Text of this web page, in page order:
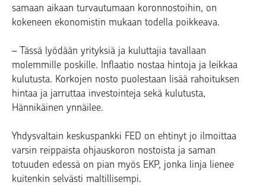
samaan aikaan turvautumaan koronnostoihin, on
kokeneen ekonomistin mukaan todella poikkeava.
– Tässä lyödään yrityksiä ja kuluttajia tavallaan
molemmille poskille. Inflaatio nostaa hintoja ja leikkaa
kulutusta. Korkojen nosto puolestaan lisää rahoituksen
hintaa ja jarruttaa investointeja sekä kulutusta,
Hännikäinen ynnäilee.
Yhdysvaltain keskuspankki FED on ehtinyt jo ilmoittaa
varsin reippaista ohjauskoron nostoista ja saman
totuuden edessä on pian myös EKP, jonka linja lienee
kuitenkin selvästi maltillisempi.